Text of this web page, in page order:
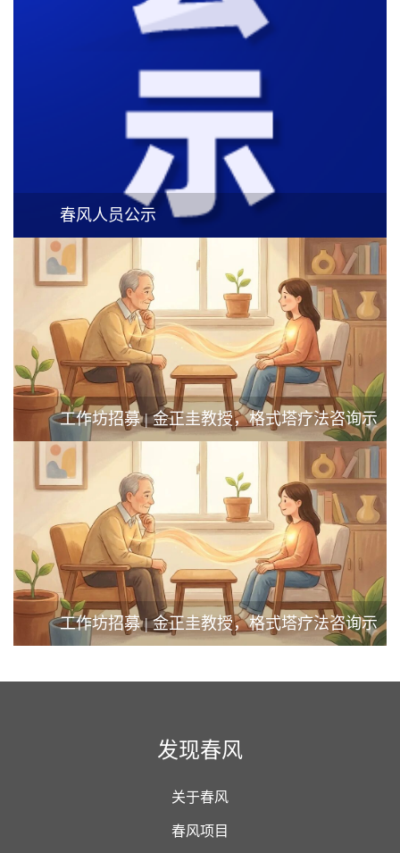
春风人员公示
工作坊招募 | 金正圭教授，格式塔疗法咨询示
范与督导工作坊
工作坊招募 | 金正圭教授，格式塔疗法咨询示
发现春风
关于春风
春风项目